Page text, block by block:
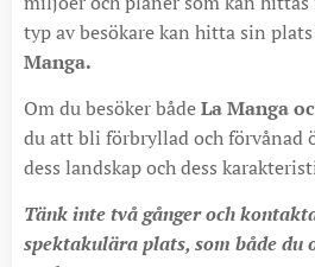
typ av besökare kan hitta sin
Manga.
Om du besöker bådeLa Manga
du att bli förbryllad och förvånad
dess landskap och dess
Tänk inte två gånger och
spektakulära plats, som både